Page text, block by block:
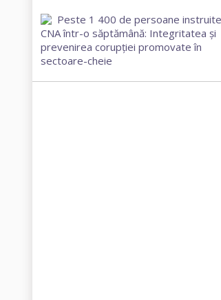
Peste 1 400 de persoane
CNA într-o săptămână: Integritatea și
prevenirea corupției promovate în
sectoare-cheie